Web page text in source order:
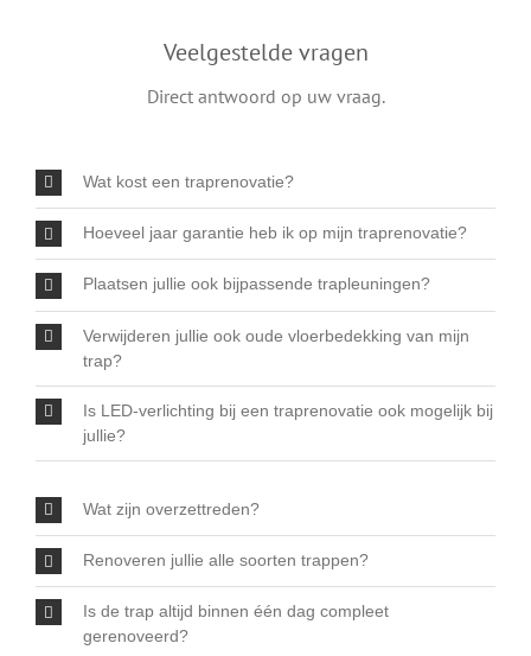
Veelgestelde vragen
Direct antwoord op uw vraag.
Wat kost een traprenovatie?
Hoeveel jaar garantie heb ik op mijn traprenovatie?
Plaatsen jullie ook bijpassende trapleuningen?
Verwijderen jullie ook oude vloerbedekking van mijn
trap?
Is LED-verlichting bij een traprenovatie ook mogelijk bij
jullie?
Wat zijn overzettreden?
Renoveren jullie alle soorten trappen?
Is de trap altijd binnen één dag compleet
gerenoveerd?